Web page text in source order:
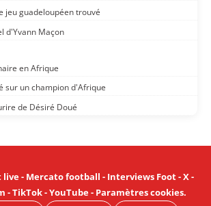
jeu guadeloupéen trouvé
d'Yvann Maçon
en Afrique
sur un champion d'Afrique
de Désiré Doué
live- Mercato football - Interviews Foot-X-
-TikTok-YouTube- Paramètres cookies.